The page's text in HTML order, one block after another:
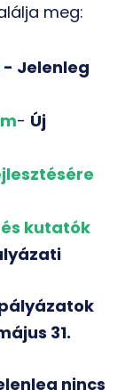
meg:
- Jelenleg
- Új
kutatók
31.
nincs